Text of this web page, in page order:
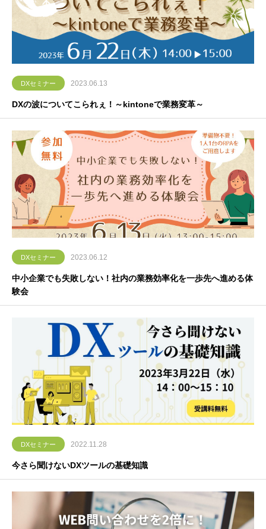
DXセミナー 2023.06.13
DXの波についてこられぇ！～kintoneで業務変革～
DXセミナー 2023.06.12
中小企業でも失敗しない！社内の業務効率化を一歩先へ進める体
験会
DXセミナー 2022.11.28
今さら聞けないDXツールの基礎知識